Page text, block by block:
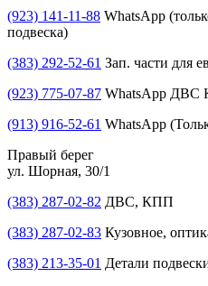
(923) 141-11-88 WhatsApp
подвеска)
(383) 292-52-61 Зап. части для
(923) 775-07-87 WhatsApp ДВС
(913) 916-52-61 WhatsApp
Правый берег
ул. Шорная, 30/1
(383) 287-02-82 ДВС, КПП
(383) 287-02-83 Кузовное,
(383) 213-35-01 Детали